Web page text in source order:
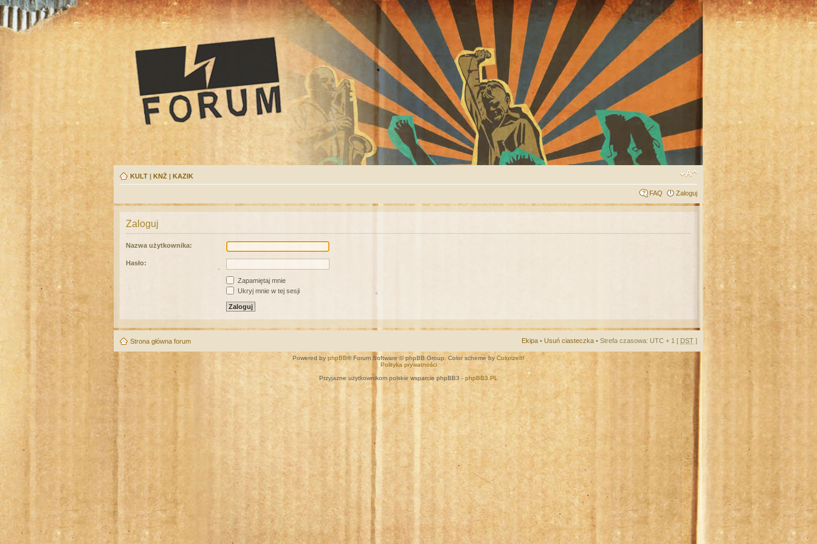
KULT | KNŻ | KAZIK
FAQ Zaloguj
Zaloguj
Nazwa użytkownika:
Hasło:
Zapamiętaj mnie
Ukryj mnie w tej sesji
Strona główna forum Ekipa • Usuń ciasteczka • Strefa czasowa: UTC + 1 [ DST ]
Powered by phpBB® Forum Software © phpBB Group. Color scheme by ColorizeIt!
Polityka prywatności
Przyjazne użytkownikom polskie wsparcie phpBB3 - phpBB3.PL